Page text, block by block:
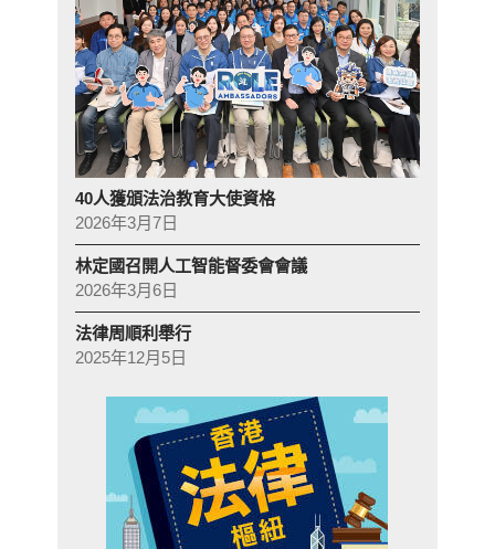
40人獲頒法治教育大使資格
2026年3月7日
林定國召開人工智能督委會會議
2026年3月6日
法律周順利舉行
2025年12月5日